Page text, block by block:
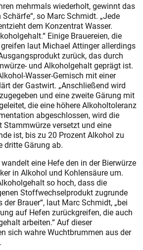
mehrmals wiederholt, gewinnt das
so Marc Schmidt. „Jede
dem Konzentrat Wasser.
Einige Brauereien, die
laut Michael Attinger allerdings
zurück, das durch
und Alkoholgehalt geprägt ist.
Wasser-Gemisch mit einer
der Gastwirt. „Anschließend wird
und eine zweite Gärung mit
die eine höhere Alkoholtoleranz
abgeschlossen, wird die
Stammwürze versetzt und eine
ist, bis zu 20 Prozent Alkohol zu
dritte Gärung ab.
eine Hefe den in der Bierwürze
in Alkohol und Kohlensäure um.
so hoch, dass die
Stoffwechselprodukt zugrunde
Brauer“, laut Marc Schmidt, „bei
auf Hefen zurückgreifen, die auch
arbeiten.“ Auf dieser
sich wahre Wuchtbrummen aus der